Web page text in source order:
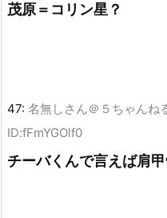
茂原＝コリン星？
47: 名無しさん＠５ちゃんね
ID:fFmYGOlf0
チーバくんで言えば肩